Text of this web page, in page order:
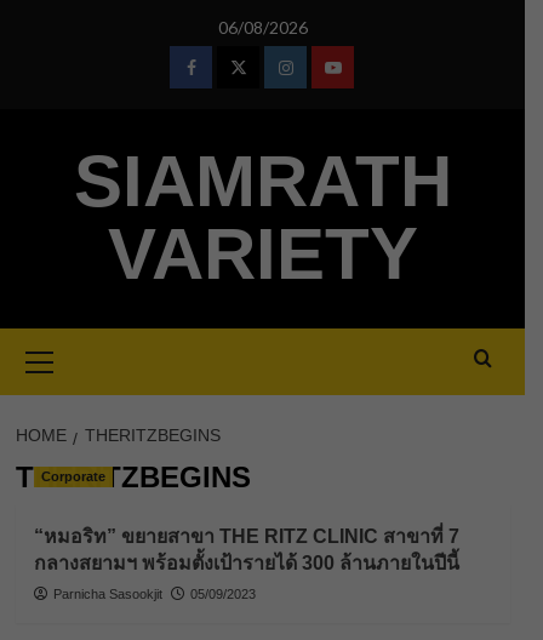
06/08/2026
FacebookTwitterInstagramYoutube
SIAMRATH
VARIETY
Menu
HOME THERITZBEGINS
THERITZBEGINS
Corporate
“หมอริท” ขยายสาขา THE RITZ CLINIC สาขาที่ 7
กลางสยามฯ พร้อมตั้งเป้ารายได้ 300 ล้านภายในปีนี้
Parnicha Sasookjit 05/09/2023